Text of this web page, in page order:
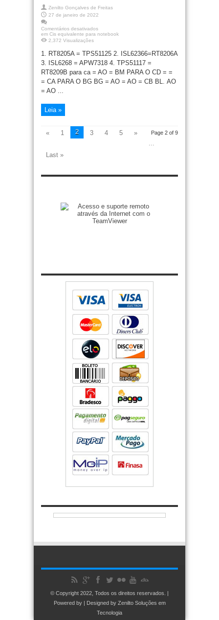
Zenilto Gonçalves de Freitas
27 de janeiro de 2022
Comentários desativados
em Cis equivalente para notebook
2,372 Visualizações
1. RT8205A = TPS51125 2. ISL62366=RT8206A
3. ISL6268 = APW7318 4. TPS51117 =
RT8209B para ca = AO = BM PARA O CD = =
= CA PARA O BG BG = AO = AO = CB BL. AO
= AO ...
Leia »
Page 2 of 9
« 1 2 3 4 5
»
...
Last »
© Copyright 2022, Todos os direitos reservados. |
Powered by | Designed by Zenilto Soluções em
Tecnologia